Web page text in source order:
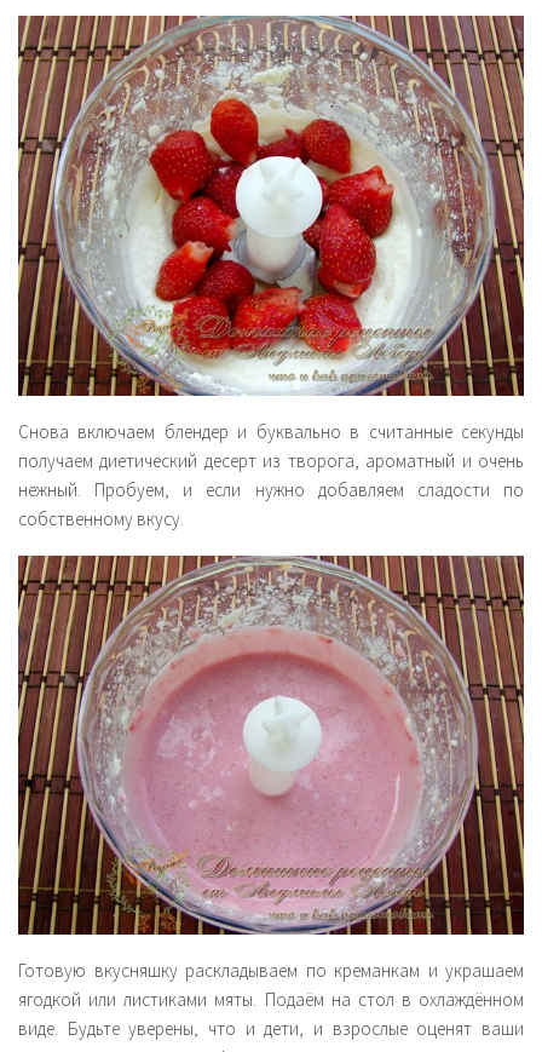
Снова включаем блендер и буквально в считанные секунды
получаем диетический десерт из творога, ароматный и очень
нежный. Пробуем, и если нужно добавляем сладости по
собственному вкусу.
Готовую вкусняшку раскладываем по креманкам и украшаем
ягодкой или листиками мяты. Подаём на стол в охлаждённом
виде. Будьте уверены, что и дети, и взрослые оценят ваши